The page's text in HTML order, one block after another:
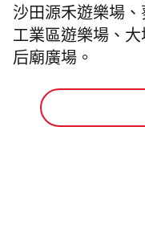
沙田源禾遊樂場
工業區遊樂場、
后廟廣場。